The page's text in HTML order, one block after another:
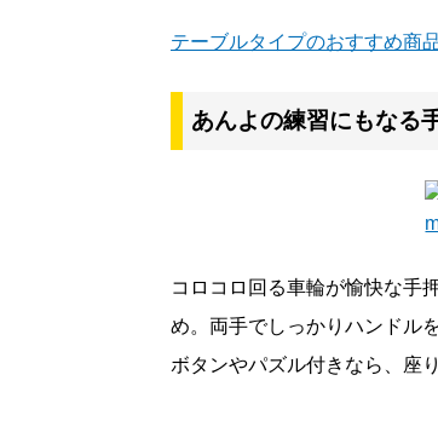
テーブルタイプのおすすめ商
あんよの練習にもなる
コロコロ回る車輪が愉快な手
め。両手でしっかりハンドル
ボタンやパズル付きなら、座